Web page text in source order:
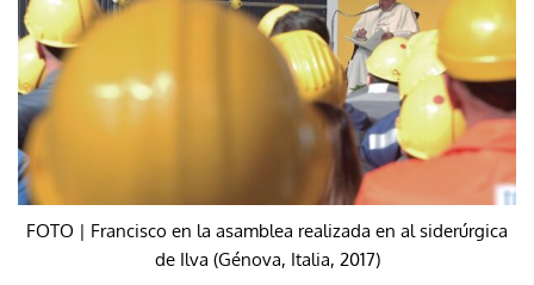
FOTO | Francisco en la asamblea realizada en al siderúrgica
de Ilva (Génova, Italia, 2017)